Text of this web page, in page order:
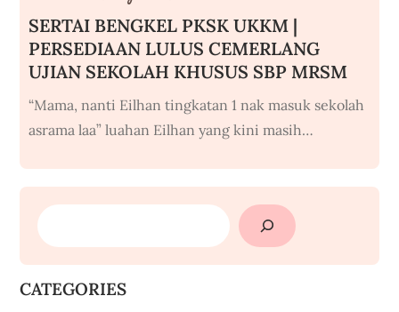
SERTAI BENGKEL PKSK UKKM |
PERSEDIAAN LULUS CEMERLANG
UJIAN SEKOLAH KHUSUS SBP MRSM
“Mama, nanti Eilhan tingkatan 1 nak masuk sekolah
asrama laa” luahan Eilhan yang kini masih…
SEARCH
CATEGORIES